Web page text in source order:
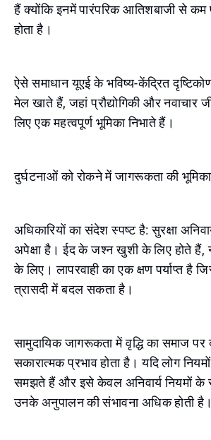
हैं क्योंकि इनमें पारंपरिक आतिशबाजी से कम
होता है।
ऐसे समाधान यूएई के भविष्य-केंद्रित
मेल खाते हैं, जहां प्रौद्योगिकी और नवाचार
लिए एक महत्वपूर्ण भूमिका निभाते हैं।
दुर्घटनाओं को रोकने में जागरूकता की भूमिका
अधिकारियों का संदेश स्पष्ट है: सुरक्षा
अपेक्षा है। ईद के जश्न खुशी के लिए होते हैं,
के लिए। लापरवाही का एक क्षण पर्याप्त है
त्रासदी में बदल सकता है।
सामुदायिक जागरूकता में वृद्धि का समाज पर
सकारात्मक प्रभाव होता है। यदि लोग
समझते हैं और इसे केवल अनिवार्य नियमों के
उनके अनुपालन की संभावना अधिक होती है।